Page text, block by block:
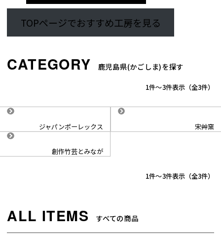
TOPページでおすすめ工房を見る
鹿児島県(かごしま)を探す
3
1 -
3件表示
ジャパンポーレックス 宋艸窯
創作竹芸とみなが
3
1 -
3件表示
すべての商品